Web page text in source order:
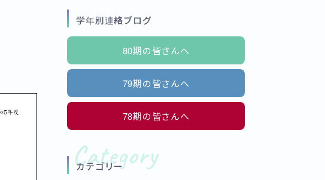
学年別連絡ブログ
80期の皆さんへ
79期の皆さんへ
78期の皆さんへ
カテゴリー